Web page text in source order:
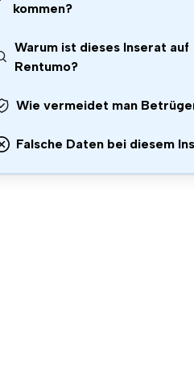
kommen?
Warum ist dieses Inserat auf
Rentumo?
Wie vermeidet man
Falsche Daten bei diesem